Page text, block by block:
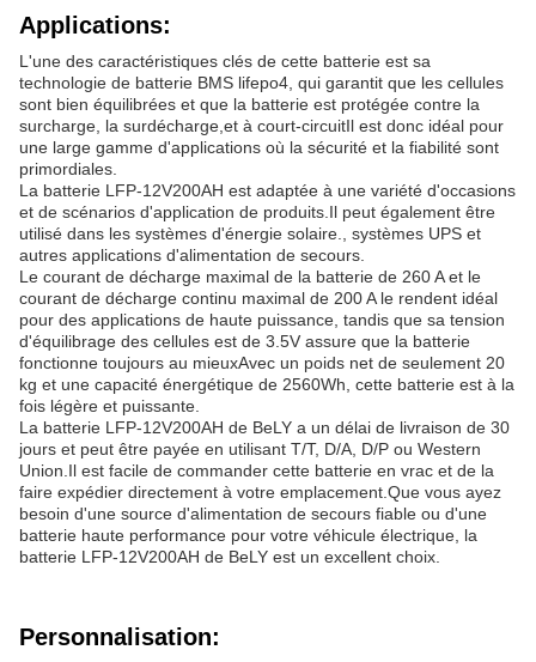
Applications:
L'une des caractéristiques clés de cette batterie est sa
technologie de batterie BMS lifepo4, qui garantit que les cellules
sont bien équilibrées et que la batterie est protégée contre la
surcharge, la surdécharge,et à court-circuitIl est donc idéal pour
une large gamme d'applications où la sécurité et la fiabilité sont
primordiales.
La batterie LFP-12V200AH est adaptée à une variété d'occasions
et de scénarios d'application de produits.Il peut également être
utilisé dans les systèmes d'énergie solaire., systèmes UPS et
autres applications d'alimentation de secours.
Le courant de décharge maximal de la batterie de 260 A et le
courant de décharge continu maximal de 200 A le rendent idéal
pour des applications de haute puissance, tandis que sa tension
d'équilibrage des cellules est de 3.5V assure que la batterie
fonctionne toujours au mieuxAvec un poids net de seulement 20
kg et une capacité énergétique de 2560Wh, cette batterie est à la
fois légère et puissante.
La batterie LFP-12V200AH de BeLY a un délai de livraison de 30
jours et peut être payée en utilisant T/T, D/A, D/P ou Western
Union.Il est facile de commander cette batterie en vrac et de la
faire expédier directement à votre emplacement.Que vous ayez
besoin d'une source d'alimentation de secours fiable ou d'une
batterie haute performance pour votre véhicule électrique, la
batterie LFP-12V200AH de BeLY est un excellent choix.
Personnalisation: